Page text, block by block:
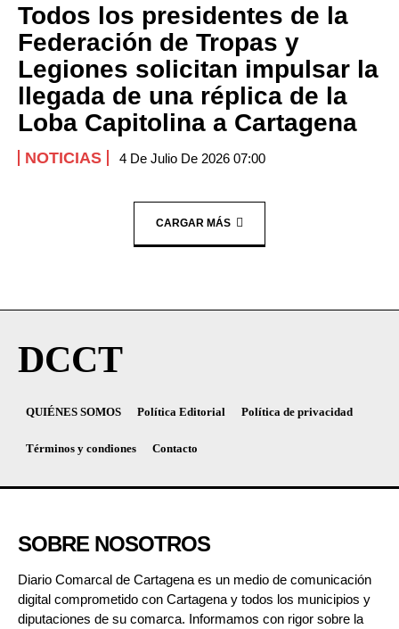
Todos los presidentes de la
Federación de Tropas y
Legiones solicitan impulsar la
llegada de una réplica de la
Loba Capitolina a Cartagena
NOTICIAS 4 De Julio De 2026 07:00
CARGAR MÁS
DCCT
QUIÉNES SOMOS Política Editorial Política de privacidad
Términos y condiones Contacto
SOBRE NOSOTROS
Diario Comarcal de Cartagena es un medio de comunicación
digital comprometido con Cartagena y todos los municipios y
diputaciones de su comarca. Informamos con rigor sobre la